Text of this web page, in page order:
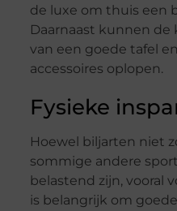
de luxe om thuis een
Daarnaast kunnen de
van een goede tafel
accessoires oplopen.
Fysieke
Hoewel biljarten niet
sommige andere
belastend zijn, vooral
is belangrijk om